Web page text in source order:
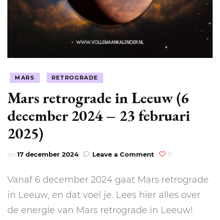
MARS RETROGRADE
Mars retrograde in Leeuw (6
december 2024 – 23 februari
2025)
on 17 december 2024 Leave a Comment on
in
Leeuw
december
0
Vanaf 6 december 2024 gaat Mars retrograde
in Leeuw, en dat voel je. Lees hier alles over
de energie van Mars retrograde in Leeuw!